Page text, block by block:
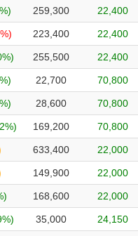
259,300 22,400
223,400 22,400
255,500 22,400
22,700 70,800
28,600 70,800
169,200 70,800
633,400 22,000
149,900 22,000
168,600 22,000
35,000 24,150